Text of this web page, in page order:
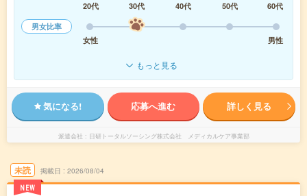
20代
30代 40代 50代
60代
男女比率
女性
男性
もっと見る
気になる! 応募へ進む 詳しく見る
派遣会社 日研トータルソーシング株式会社 メディカルケア事業部
未読
NEW
掲載日 2026/08/04